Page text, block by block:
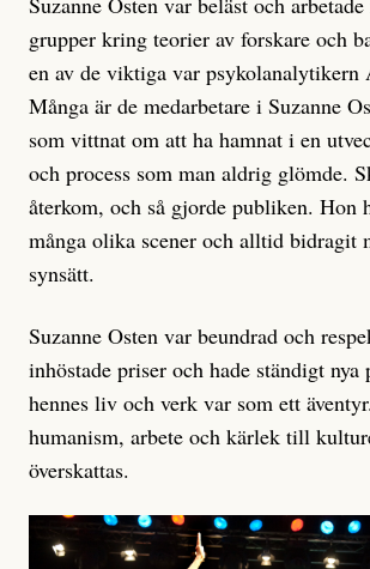
grupper kring teorier av forskare och
en av de viktiga var
Många är de medarbetare i Suzanne
som vittnat om att ha hamnat i en
och process som man aldrig glömde.
återkom, och så gjorde publiken. Hon
många olika scener och alltid bidragit
synsätt.
Suzanne Osten var beundrad och
inhöstade priser och hade ständigt nya
hennes liv och verk var som ett
humanism, arbete och kärlek till
överskattas.